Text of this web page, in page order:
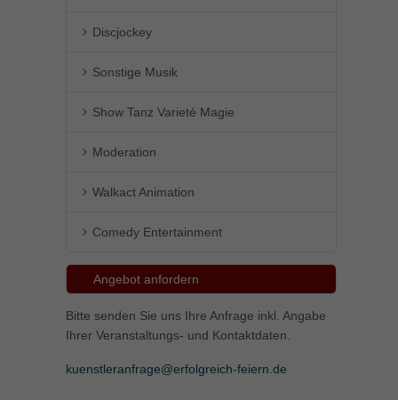
Discjockey
Sonstige Musik
Show Tanz Varieté Magie
Moderation
Walkact Animation
Comedy Entertainment
Angebot anfordern
Bitte senden Sie uns Ihre Anfrage inkl. Angabe
Ihrer Veranstaltungs- und Kontaktdaten.
kuenstleranfrage@erfolgreich-feiern.de